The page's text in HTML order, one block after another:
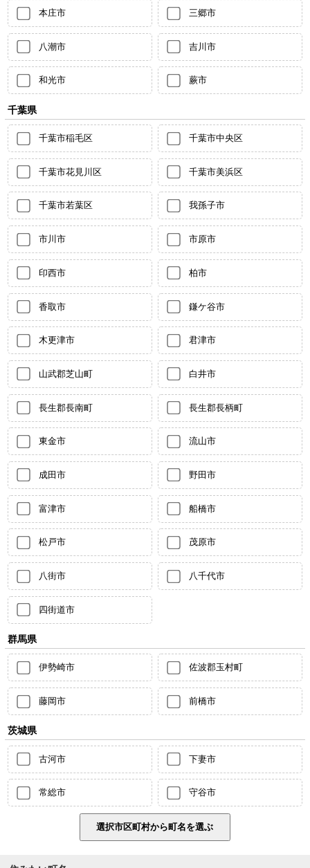
本庄市 三郷市
八潮市 吉川市
和光市 蕨市
千葉県
千葉市稲毛区 千葉市中央区
千葉市花見川区 千葉市美浜区
千葉市若葉区 我孫子市
市川市 市原市
印西市 柏市
香取市 鎌ケ谷市
木更津市 君津市
山武郡芝山町 白井市
長生郡長南町 長生郡長柄町
東金市 流山市
成田市 野田市
富津市 船橋市
松戸市 茂原市
八街市 八千代市
四街道市
群馬県
伊勢崎市 佐波郡玉村町
藤岡市 前橋市
茨城県
古河市 下妻市
常総市 守谷市